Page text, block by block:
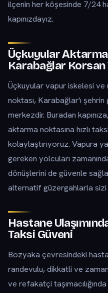
ilçenin her köşesinde 7/24
kapınızdayız.
Üçkuyular
Karabağlar Korsan
Üçkuyular vapur iskelesi
noktası, Karabağlar'ı
merkezdir. Buradan
aktarma noktasına hızlı
kolaylaştırıyoruz. Vapura
gereken yolcuları
dönüşlerini de güvenle
alternatif güzergahlarla sizi
Hastane
Taksi Güveni
Bozyaka çevresindeki
randevulu, dikkatli ve
ve refakatçi